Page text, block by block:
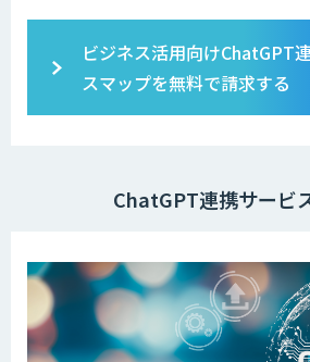
ビジネス活用向けChatGPT
スマップを無料で請求する
ChatGPT連携サービ